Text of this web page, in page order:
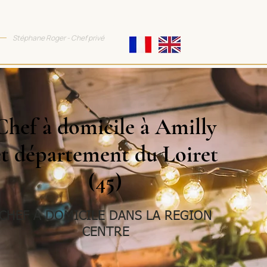
Stéphane Roger - Chef privé
à domicile à Amilly
département du Loiret
(45)
A DOMICILE DANS LA REGION
CENTRE